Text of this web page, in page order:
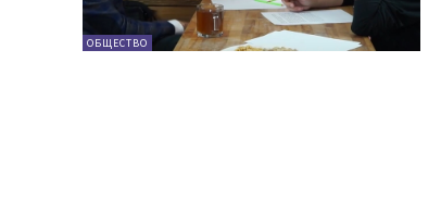
ОБЩЕСТВО